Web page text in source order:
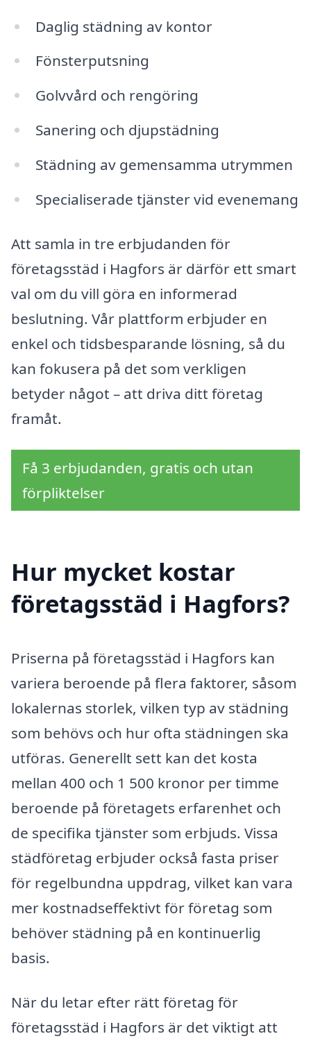
Daglig städning av kontor
Fönsterputsning
Golvvård och rengöring
Sanering och djupstädning
Städning av gemensamma utrymmen
Specialiserade tjänster vid evenemang
Att samla in tre erbjudanden för
företagsstäd i Hagfors är därför ett smart
val om du vill göra en informerad
beslutning. Vår plattform erbjuder en
enkel och tidsbesparande lösning, så du
kan fokusera på det som verkligen
betyder något – att driva ditt företag
framåt.
Få 3 erbjudanden, gratis och utan
förpliktelser
Hur mycket kostar
företagsstäd i Hagfors?
Priserna på företagsstäd i Hagfors kan
variera beroende på flera faktorer, såsom
lokalernas storlek, vilken typ av städning
som behövs och hur ofta städningen ska
utföras. Generellt sett kan det kosta
mellan 400 och 1 500 kronor per timme
beroende på företagets erfarenhet och
de specifika tjänster som erbjuds. Vissa
städföretag erbjuder också fasta priser
för regelbundna uppdrag, vilket kan vara
mer kostnadseffektivt för företag som
behöver städning på en kontinuerlig
basis.
När du letar efter rätt företag för
företagsstäd i Hagfors är det viktigt att